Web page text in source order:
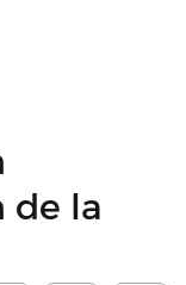
de la